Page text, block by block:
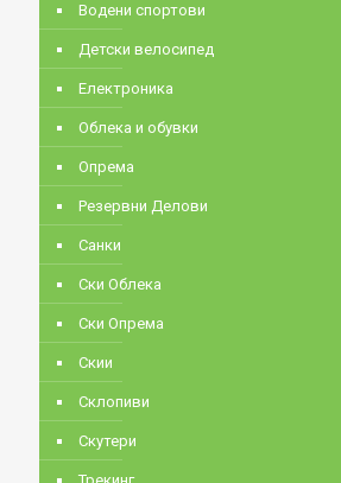
Водени спортови
Детски велосипед
Електроника
Облека и обувки
Опрема
Резервни Делови
Санки
Ски Облека
Ски Опрема
Скии
Склопиви
Скутери